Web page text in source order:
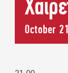
October